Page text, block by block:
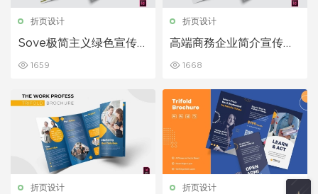
折页设计
Sove极简主义绿色宣传三
1659
折页设计
高端商務企业简介宣传三
1668
折页设计 折页设计